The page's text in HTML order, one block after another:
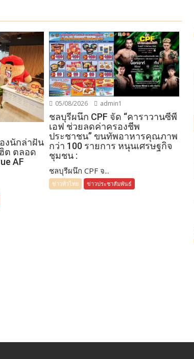
งนักล่าฝัน
ต ตลอด
AF
05/08/2026 admin1
ชลบุรีผนึก CPF จัด “คาราวานซีพี
เอฟ ช่วยลดค่าครองชีพ
ประชาชน” ขนทัพอาหารคุณภาพ
กว่า 100 รายการ หนุนเศรษฐกิจ
ชุมชน :
ชลบุรีผนึก CPF จ...
ข่าวทั่วไทย ข่าวประชาสัมพันธ์